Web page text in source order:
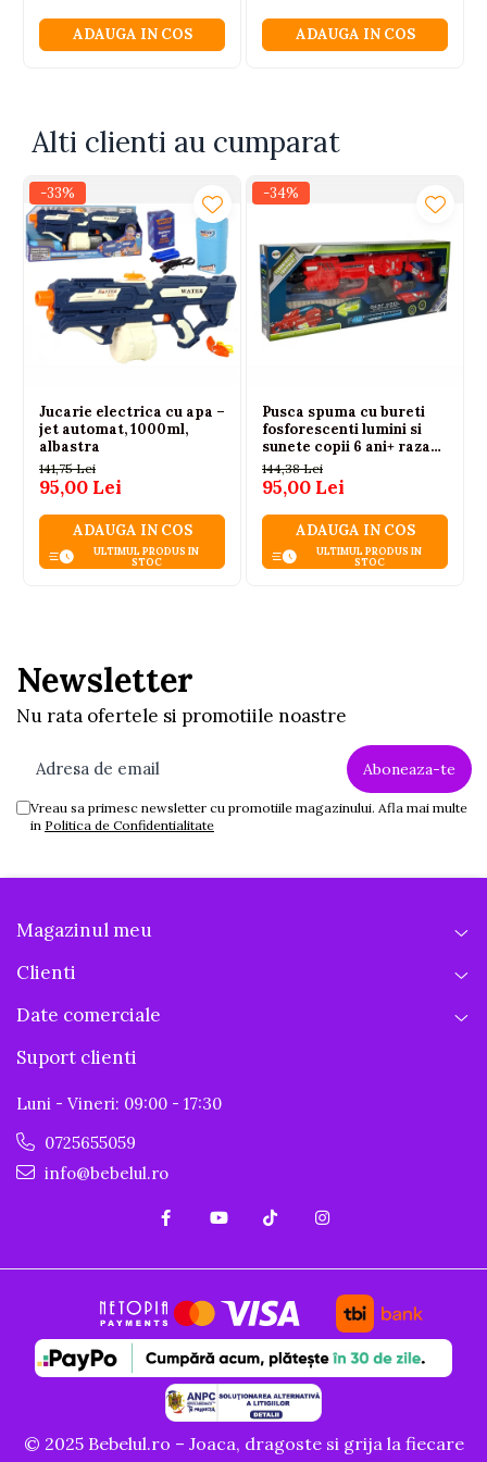
100% sigură, fără riscuri.
ADAUGA IN COS ADAUGA IN COS
Alti clienti au cumparat
-33%
Jucarie electrica cu apa –
jet automat, 1000ml,
albastra
141,75 Lei
95,00 Lei
ADAUGA IN COS
ULTIMUL PRODUS IN
STOC
-34%
Pusca spuma cu bureti
fosforescenti lumini si
sunete copii 6 ani+ raza
45 m
144,38 Lei
95,00 Lei
ADAUGA IN COS
ULTIMUL PRODUS IN
STOC
Newsletter
Nu rata ofertele si promotiile noastre
Vreau sa primesc newsletter cu promotiile magazinului. Afla mai multe
in Politica de Confidentialitate
Magazinul meu
Clienti
Date comerciale
Suport clienti
Luni - Vineri: 09:00 - 17:30
0725655059
info@bebelul.ro
© 2025 Bebelul.ro – Joaca, dragoste si grija la fiecare